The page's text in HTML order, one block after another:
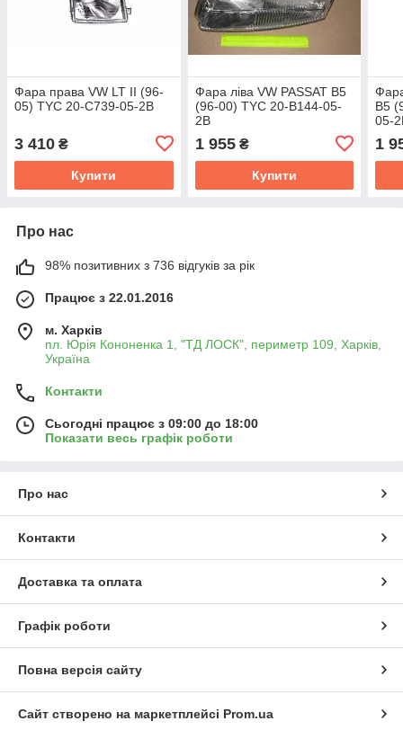
Фара права VW LT II (96-
05) TYC 20-C739-05-2B
3 410 ₴
Купити
Фара ліва VW PASSAT B5
(96-00) TYC 20-B144-05-
2B
1 955₴
Купити
B5
05-
1
Про нас
98% позитивних з 736 відгуків за рік
Працює з 22.01.2016
м. Харків
пл. Юрія Кононенка 1, "ТД ЛОСК", периметр 109, Харків,
Україна
Контакти
Сьогодні працює з 09:00 до 18:00
Показати весь графік роботи
Про нас
Контакти
Доставка та оплата
Графік роботи
Повна версія сайту
Сайт створено на маркетплейсі Prom.ua